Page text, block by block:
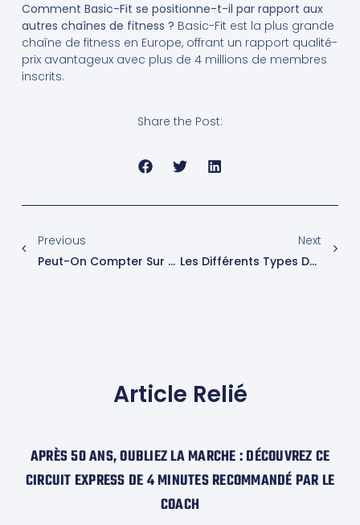
Comment Basic-Fit se positionne-t-il par rapport aux
autres chaînes de fitness ? Basic-Fit est la plus grande
chaîne de fitness en Europe, offrant un rapport qualité-
prix avantageux avec plus de 4 millions de membres
inscrits.
Share the Post:
Previous
Peut-On Compter Sur L’intelligence Artificielle Pour Booster Votre Remise En Forme ?
Next
Les Différents Types De Régimes Alimentaires : Avantages Et Inconvénients
Article Relié
APRÈS 50 ANS, OUBLIEZ LA MARCHE : DÉCOUVREZ CE
CIRCUIT EXPRESS DE 4 MINUTES RECOMMANDÉ PAR LE
COACH